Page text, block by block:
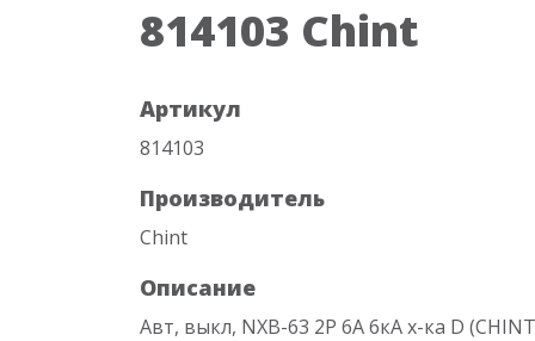
814103 Chint
Артикул
814103
Производитель
Chint
Описание
Авт, выкл, NXB-63 2P 6A 6кА х-ка D